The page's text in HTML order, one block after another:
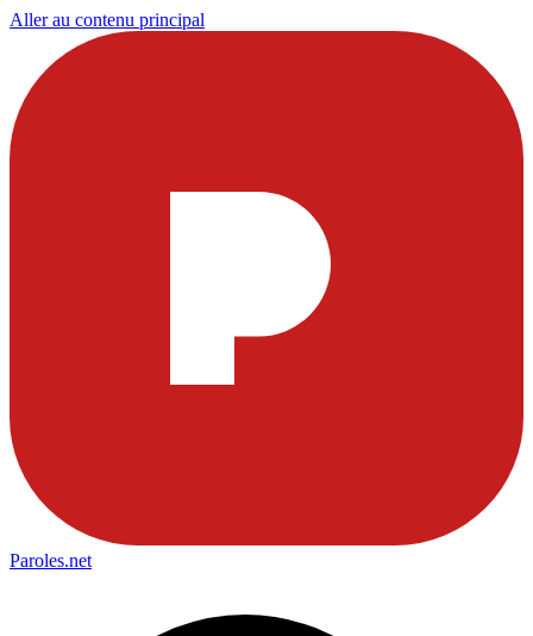
Aller au contenu principal
Paroles.net